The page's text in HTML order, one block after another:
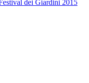
dei Giardini 2015